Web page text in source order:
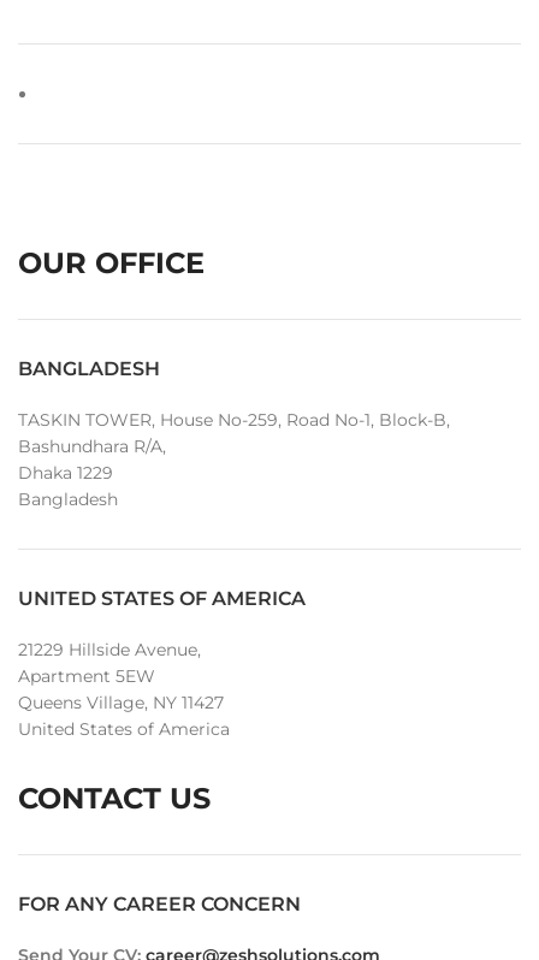
OUR OFFICE
BANGLADESH
TASKIN TOWER, House No-259, Road No-1, Block-B,
Bashundhara R/A,
Dhaka 1229
Bangladesh
UNITED STATES OF AMERICA
21229 Hillside Avenue,
Apartment 5EW
Queens Village, NY 11427
United States of America
CONTACT US
FOR ANY CAREER CONCERN
Send Your CV: career@zeshsolutions.com